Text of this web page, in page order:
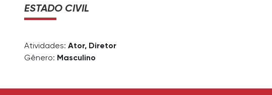
ESTADO CIVIL
Atividades: Ator, Diretor
Gênero: Masculino